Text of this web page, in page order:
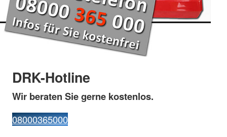
DRK-Hotline
Wir beraten Sie gerne kostenlos.
08000365000